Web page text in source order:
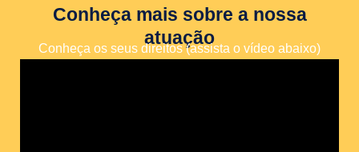
Conheça mais sobre a nossa
atuação
Conheça os seus direitos (assista o vídeo abaixo)